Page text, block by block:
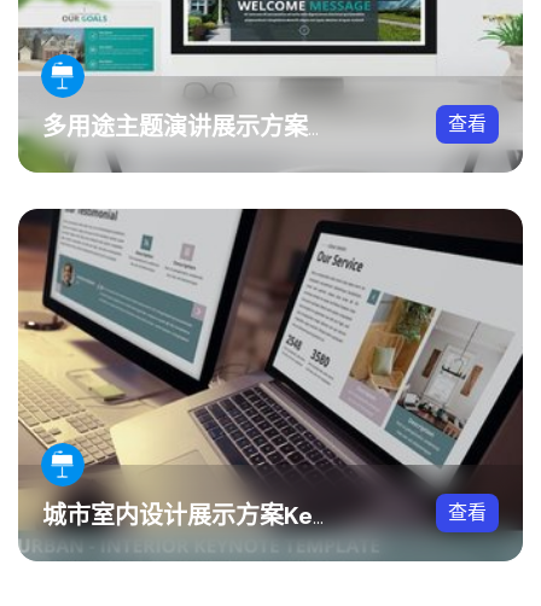
多用途主题演讲展示方案Keynote模板 查看
城市室内设计展示方案Keynote模板 查看